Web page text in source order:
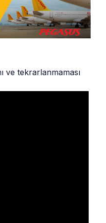
ve tekrarlanmaması